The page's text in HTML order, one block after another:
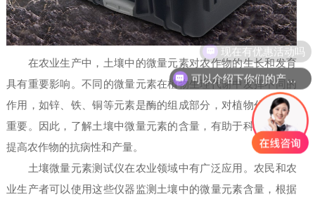
在农业生产中，土壤中的微量元素对农作物的生长和发育
具有重要影响。不同的微量元素在植物生理代谢中发挥不同的
作用，如锌、铁、铜等元素是酶的组成部分，对植物代谢至关
重要。因此，了解土壤中微量元素的含量，有助于科学施肥、
提高农作物的抗病性和产量。
土壤微量元素测试仪在农业领域中有广泛应用。农民和农
业生产者可以使用这些仪器监测土壤中的微量元素含量，根据
可以介绍下你们的产品么
现在有优惠活动吗